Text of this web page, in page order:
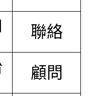
聯絡
顧問